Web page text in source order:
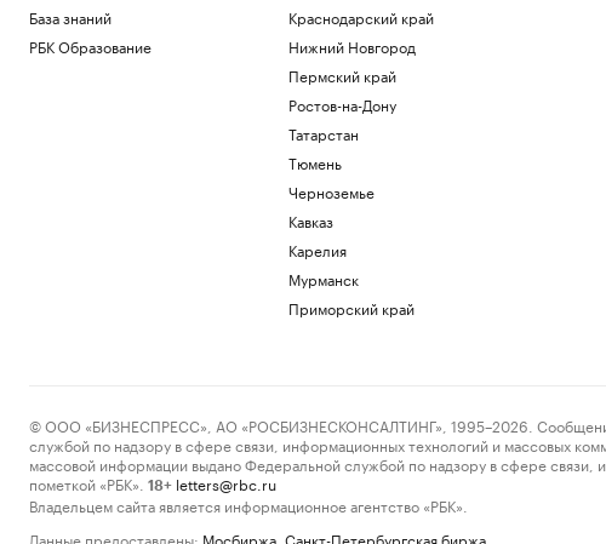
База знаний
РБК Образование
Краснодарский край
Нижний Новгород
Пермский край
Ростов-на-Дону
Татарстан
Тюмень
Черноземье
Кавказ
Карелия
Мурманск
Приморский край
© ООО «БИЗНЕСПРЕСС», АО «РОСБИЗНЕСКОНСАЛТИНГ», 1995–2026. Сообщения и
службой по надзору в сфере связи, информационных технологий и массовых
массовой информации выдано Федеральной службой по надзору в сфере
пометкой «РБК».
18+ letters@rbc.ru
Владельцем сайта является информационное агентство «РБК».
Данные предоставлены: Мосбиржа Санкт-Петербургская биржа